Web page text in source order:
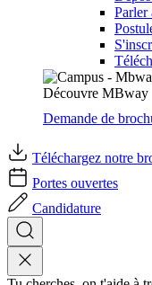
Parler
Découvre MBway
Demande de
Téléchargez notre
Portes ouvertes
Candidature